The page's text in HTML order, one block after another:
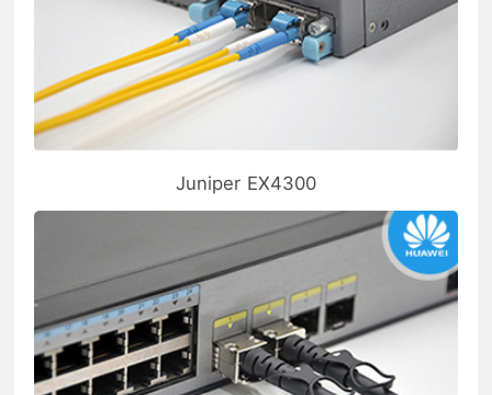
Juniper EX4300